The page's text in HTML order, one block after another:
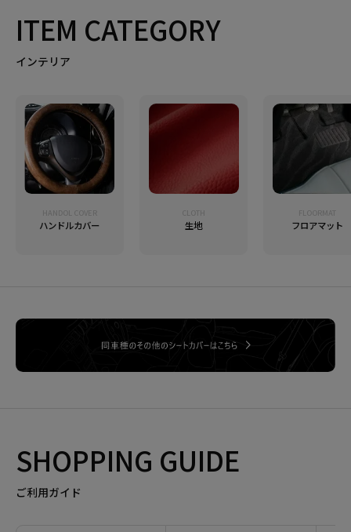
ITEM CATEGORY
インテリア
HANDOL COVER
ハンドルカバー
CLOTH
生地
FLOORMAT
フロアマット
SHOPPING GUIDE
ご利用ガイド